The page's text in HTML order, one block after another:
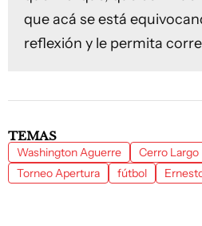
que acá se está
reflexión y le permita
TEMAS
Washington Aguerre Cerro Largo
Torneo Apertura
fútbol